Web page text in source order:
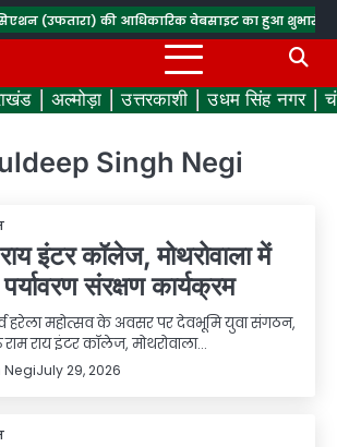
(उफतारा) की आधिकारिक वेबसाइट का हुआ शुभारंभसघन
अल्मोड़ा उत्तरकाशी उधम सिंह नगर
Singh Negi
इंटर कॉलेज, मोथरोवाला में
पर्यावरण संरक्षण कार्यक्रम
हरेला महोत्सव के अवसर पर देवभूमि युवा संगठन,
राम राय इंटर कॉलेज, मोथरोवाला…
NegiJuly 29, 2026